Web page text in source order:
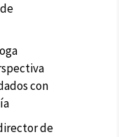
con
de